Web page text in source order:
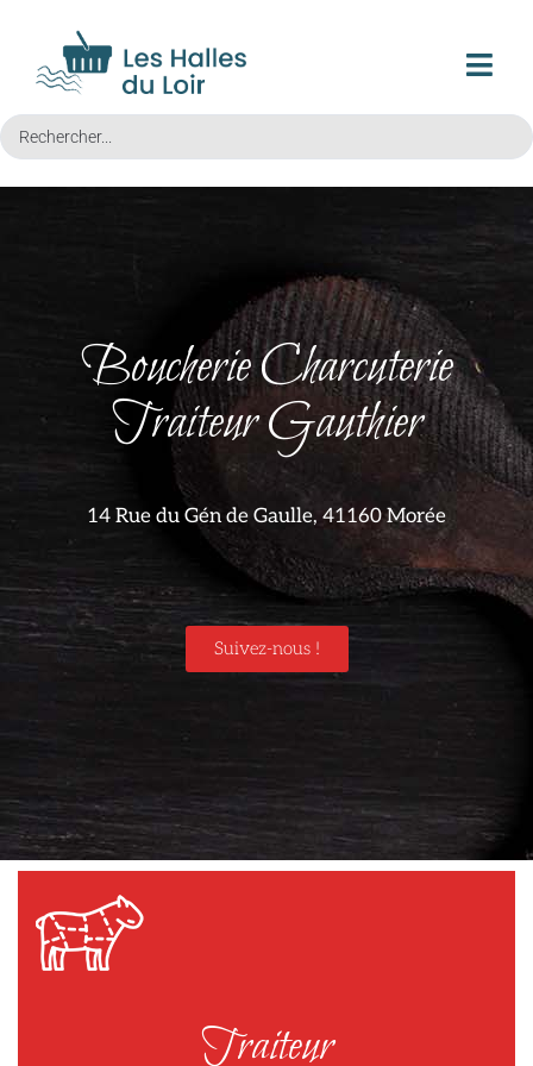
Boucherie Charcuterie
Traiteur Gauthier
14 Rue du Gén de Gaulle, 41160 Morée
Suivez-nous !
Traiteur